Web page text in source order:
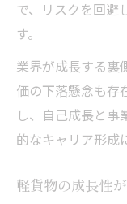
で、リスクを回避
す。
業界が成長する裏
価の下落懸念も存
し、自己成長と
的なキャリア形成
軽貨物の成長性